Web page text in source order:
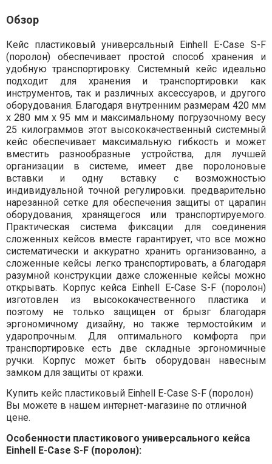
Обзор
Кейс пластиковый универсальный Einhell E-Case S-F
(поролон) обеспечивает простой способ хранения и
удобную транспортировку. Системный кейс идеально
подходит для хранения и транспортировки как
инструментов, так и различных аксессуаров, и другого
оборудования. Благодаря внутренним размерам 420 мм
x 280 мм x 95 мм и максимальному погрузочному весу
25 килограммов этот высококачественный системный
кейс обеспечивает максимальную гибкость и может
вместить разнообразные устройства, для лучшей
организации в системе, имеет две поролоновые
вставки и одну вставку с возможностью
индивидуальной точной регулировки. предварительно
нарезанной сетке для обеспечения защиты от царапин
оборудования, хранящегося или транспортируемого.
Практическая система фиксации для соединения
сложенных кейсов вместе гарантирует, что все можно
систематически и аккуратно хранить организованно, а
сложенные кейсы легко транспортировать, а благодаря
разумной конструкции даже сложенные кейсы можно
открывать. Корпус кейса Einhell E-Case S-F (поролон)
изготовлен из высококачественного пластика и
поэтому не только защищен от брызг благодаря
эргономичному дизайну, но также термостойким и
ударопрочным. Для оптимального комфорта при
транспортировке есть две складные эргономичные
ручки. Корпус может быть оборудован навесным
замком для защиты от кражи.
Купить кейс пластиковый Einhell E-Case S-F (поролон)
Вы можете в нашем интернет-магазине по отличной
цене.
Особенности пластикового универсального кейса
Einhell E-Case S-F (поролон):